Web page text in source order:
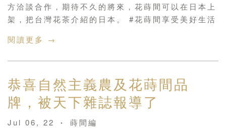
方洽談合作，期待不久的將來，花蒔間可以在日本上
架，把台灣花茶介紹的日本。 #花蒔間享受美好生活
閱讀更多 →
恭喜自然主義農及花蒔間品
牌，被天下雜誌報導了
Jul 06, 22 • 蒔間編